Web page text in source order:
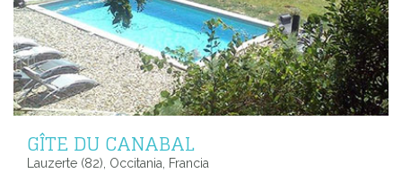
GÎTE DU CANABAL
Lauzerte (82), Occitania, Francia